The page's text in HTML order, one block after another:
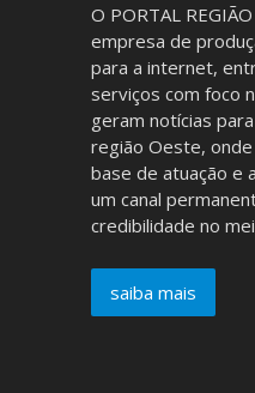
O PORTAL
empresa de
para a internet,
serviços com foco
geram notícias
região Oeste,
base de atuação e
um canal
credibilidade no
saiba mais